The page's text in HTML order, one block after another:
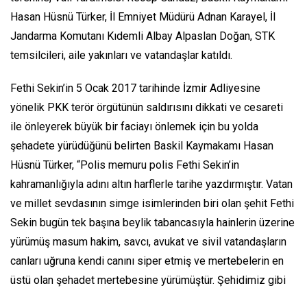
Hasan Hüsnü Türker, İl Emniyet Müdürü Adnan Karayel, İl
Jandarma Komutanı Kıdemli Albay Alpaslan Doğan, STK
temsilcileri, aile yakınları ve vatandaşlar katıldı.
Fethi Sekin’in 5 Ocak 2017 tarihinde İzmir Adliyesine
yönelik PKK terör örgütünün saldırısını dikkati ve cesareti
ile önleyerek büyük bir faciayı önlemek için bu yolda
şehadete yürüdüğünü belirten Baskil Kaymakamı Hasan
Hüsnü Türker, “Polis memuru polis Fethi Sekin’in
kahramanlığıyla adını altın harflerle tarihe yazdırmıştır. Vatan
ve millet sevdasının simge isimlerinden biri olan şehit Fethi
Sekin bugün tek başına beylik tabancasıyla hainlerin üzerine
yürümüş masum hakim, savcı, avukat ve sivil vatandaşların
canları uğruna kendi canını siper etmiş ve mertebelerin en
üstü olan şehadet mertebesine yürümüştür. Şehidimiz gibi